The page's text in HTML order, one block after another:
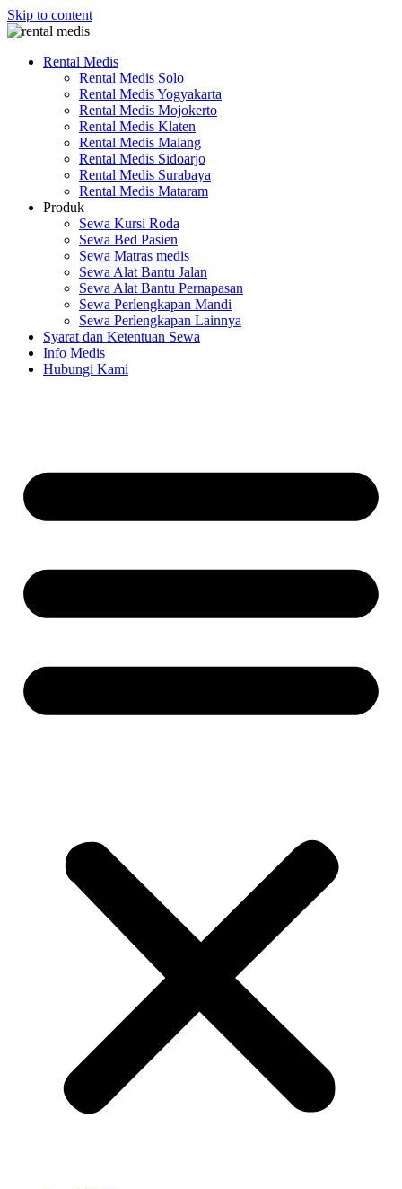
Skip to content
Rental Medis
Rental Medis Solo
Rental Medis Yogyakarta
Rental Medis Mojokerto
Rental Medis Klaten
Rental Medis Malang
Rental Medis Sidoarjo
Rental Medis Surabaya
Rental Medis Mataram
Produk
Sewa Kursi Roda
Sewa Bed Pasien
Sewa Matras medis
Sewa Alat Bantu Jalan
Sewa Alat Bantu Pernapasan
Sewa Perlengkapan Mandi
Sewa Perlengkapan Lainnya
Syarat dan Ketentuan Sewa
Info Medis
Hubungi Kami